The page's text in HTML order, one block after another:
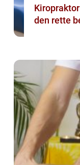
Kiropraktor
den rette